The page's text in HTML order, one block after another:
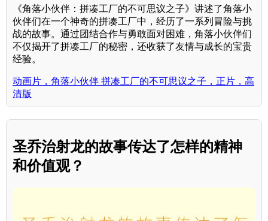
《角落小伙伴：拼凑工厂的不可思议之子》讲述了角落小
伙伴们在一个神奇的拼凑工厂中，经历了一系列冒险与挑
战的故事。通过团结合作与勇敢面对困难，角落小伙伴们
不仅揭开了拼凑工厂的秘密，还收获了友情与成长的宝贵
经验。
动画片，角落小伙伴 拼凑工厂的不可思议之子，正片，高
清版
圣乔治射龙的故事传达了怎样的精神
和价值观？